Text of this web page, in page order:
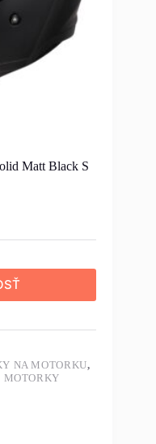
Matt Black S
NA MOTORKU,
MOTORKY